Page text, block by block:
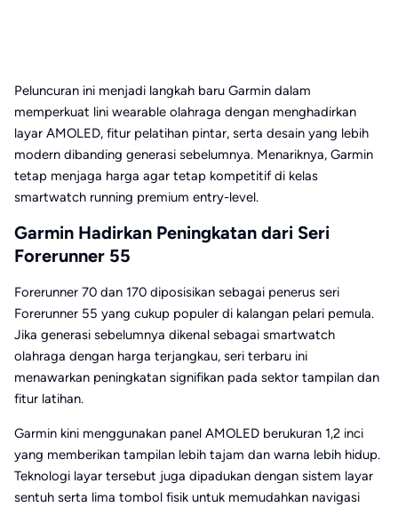
Peluncuran ini menjadi langkah baru Garmin dalam
memperkuat lini wearable olahraga dengan menghadirkan
layar AMOLED, fitur pelatihan pintar, serta desain yang lebih
modern dibanding generasi sebelumnya. Menariknya, Garmin
tetap menjaga harga agar tetap kompetitif di kelas
smartwatch running premium entry-level.
Garmin Hadirkan Peningkatan dari Seri
Forerunner 55
Forerunner 70 dan 170 diposisikan sebagai penerus seri
Forerunner 55 yang cukup populer di kalangan pelari pemula.
Jika generasi sebelumnya dikenal sebagai smartwatch
olahraga dengan harga terjangkau, seri terbaru ini
menawarkan peningkatan signifikan pada sektor tampilan dan
fitur latihan.
Garmin kini menggunakan panel AMOLED berukuran 1,2 inci
yang memberikan tampilan lebih tajam dan warna lebih hidup.
Teknologi layar tersebut juga dipadukan dengan sistem layar
sentuh serta lima tombol fisik untuk memudahkan navigasi